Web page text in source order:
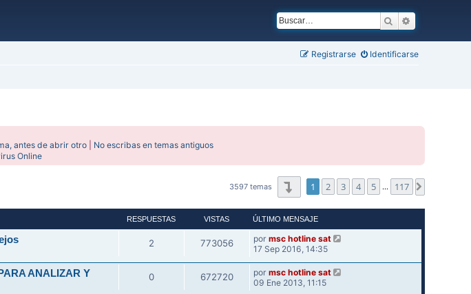
Buscar
Identificarse
Registrarse
antes de abrir otro
No escribas en temas antiguos
Online
3597 temas Página1 de 117
1 2 3 4 5 … 117
RESPUESTAS VISTAS ÚLTIMO MENSAJE
2 773056 por msc hotline sat
17 Sep 2016, 14:35
ANALIZAR Y
0 672720 por msc hotline sat
09 Ene 2013, 11:15